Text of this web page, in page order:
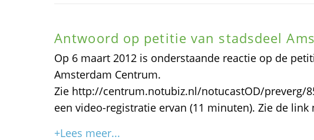
Antwoord op petitie van stadsdeel
Op 6 maart 2012 is onderstaande reactie op de
Amsterdam Centrum.
Zie http://centrum.notubiz.nl/notucastOD/preverg/
een video-registratie ervan (11 minuten). Zie de
+Lees meer...